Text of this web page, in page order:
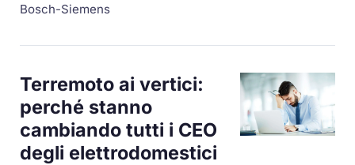
Bosch-Siemens
Terremoto ai vertici:
perché stanno
cambiando tutti i CEO
degli elettrodomestici